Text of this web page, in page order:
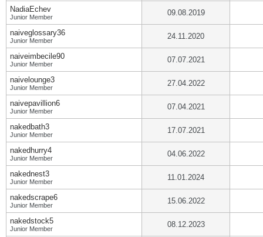
NadiaEchev
Junior Member 09.08.2019
naiveglossary36
Junior Member 24.11.2020
naiveimbecile90
Junior Member 07.07.2021
naivelounge3
Junior Member 27.04.2022
naivepavillion6
Junior Member 07.04.2021
nakedbath3
Junior Member 17.07.2021
nakedhurry4
Junior Member 04.06.2022
nakednest3
Junior Member 11.01.2024
nakedscrape6
Junior Member 15.06.2022
nakedstock5
Junior Member 08.12.2023